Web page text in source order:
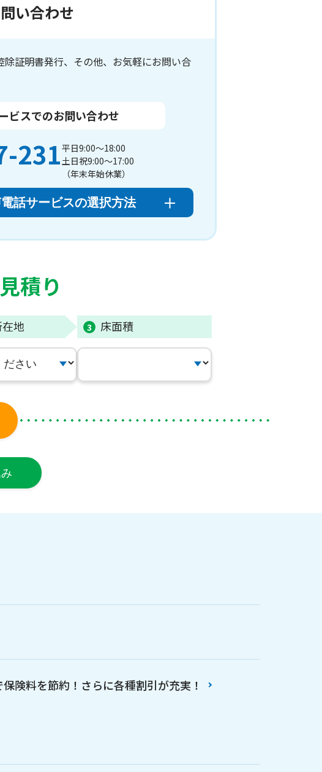
い合わせ
証明書発行、その他、お気軽にお問い合
ビスでのお問い合わせ
231平日9:00～18:00
土日祝9:00～17:00
（年末年始休業）
話サービスの選択方法
積り
地 3 床面積
険料を節約！さらに各種割引が充実！